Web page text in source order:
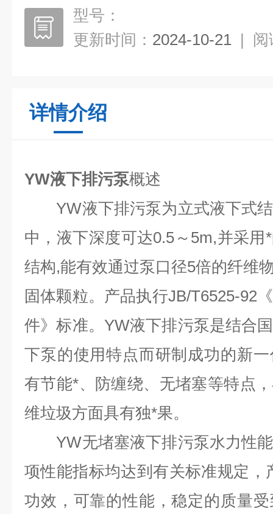
型号：
更新时间： 2024-10-21 | 阅
详情介绍
YW液下排污泵概述
YW液下排污泵为立式液下式结
中，液下深度可达0.5～5m,并采
结构,能有效通过泵口径5倍的纤维
固体颗粒。产品执行JB/T6525-92
件》标准。YW液下排污泵是结合
下泵的使用特点而研制成功的新
有节能*、防缠绕、无堵塞等特点
维垃圾方面具有独*果。
YW无堵塞液下排污泵水力性能
项性能指标均达到有关标准规定，
功效，可靠的性能，稳定的质量